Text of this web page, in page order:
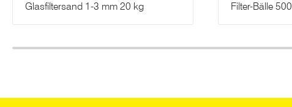
Glasfiltersand 1-3 mm 20 kg
Filter-Bälle